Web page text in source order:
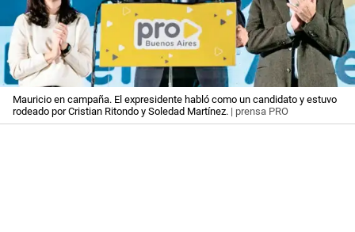
Mauricio en campaña. El expresidente habló como un candidato y estuvo
rodeado por Cristian Ritondo y Soledad Martínez. | prensa PRO